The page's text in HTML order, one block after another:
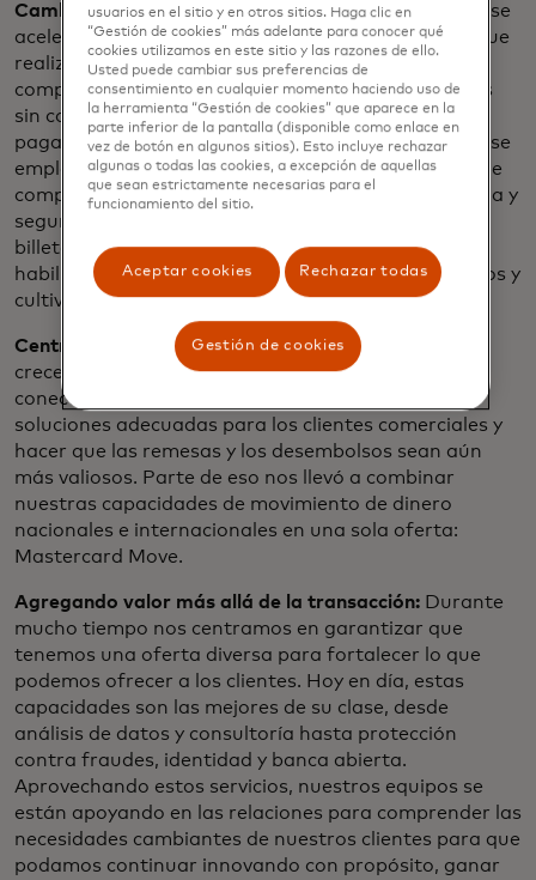
Cambie a lo digital:Esta es una tendencia que solo se
aceleró en los últimos cinco años. Las inversiones que
realizamos siguen dando sus frutos en términos de
competencia y una mejor experiencia de usuario. Es
sin contacto, una forma simple, rápida y segura de
pagar y listo. Hoy en día, la tecnología sin contacto se
emplea en más de dos de cada tres transacciones de
compra cambiadas en persona. La experiencia fluida y
segura de la que todos nos beneficiamos al usar
billeteras digitales y al comprar en línea está
habilitada por los estándares de tokens que creamos y
cultivamos durante la última década.
Centrar en las necesidades crecientes:
crecer en nuevos flujos cerciorándonos de estar
conectados con los socios adecuados y tener las
soluciones adecuadas para los clientes comerciales y
hacer que las remesas y los desembolsos sean aún
más valiosos. Parte de eso nos llevó a combinar
nuestras capacidades de movimiento de dinero
nacionales e internacionales en una sola oferta:
Mastercard Move.
Agregando valor más allá de la transacción: Durante
mucho tiempo nos centramos en garantizar que
tenemos una oferta diversa para fortalecer lo que
podemos ofrecer a los clientes. Hoy en día, estas
capacidades son las mejores de su clase, desde
análisis de datos y consultoría hasta protección
contra fraudes, identidad y banca abierta.
Aprovechando estos servicios, nuestros equipos se
están apoyando en las relaciones para comprender las
necesidades cambiantes de nuestros clientes para que
podamos continuar innovando con propósito, ganar
usuarios en el sitio y en otros sitios. Haga clic en
“Gestión de cookies” más adelante para conocer qué
cookies utilizamos en este sitio y las razones de ello.
Usted puede cambiar sus preferencias de
consentimiento en cualquier momento haciendo uso de
la herramienta “Gestión de cookies” que aparece en la
parte inferior de la pantalla (disponible como enlace en
vez de botón en algunos sitios). Esto incluye rechazar
algunas o todas las cookies, a excepción de aquellas
que sean estrictamente necesarias para el
funcionamiento del sitio.
Aceptar cookies Rechazar todas
Gestión de cookies